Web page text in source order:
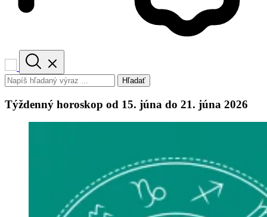
Hľadať
Týždenný horoskop od 15. júna do 21. júna 2026